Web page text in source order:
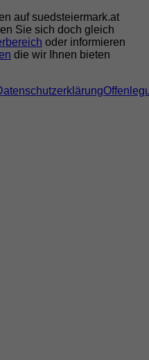
auf suedsteiermark.at
Sie sich doch gleich
oder informieren
die wir Ihnen bieten